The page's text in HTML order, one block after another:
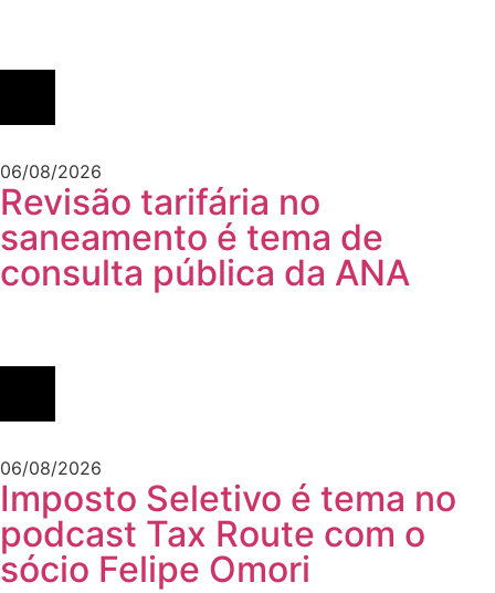
06/08/2026
Revisão tarifária no
saneamento é tema de
consulta pública da ANA
06/08/2026
Imposto Seletivo é tema no
podcast Tax Route com o
sócio Felipe Omori